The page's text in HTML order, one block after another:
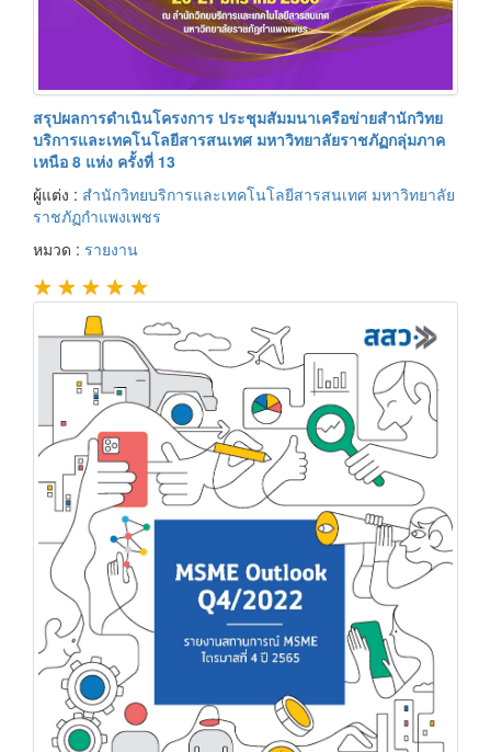
สรุปผลการดำเนินโครงการ ประชุมสัมมนาเครือข่ายสำนักวิทย
บริการและเทคโนโลยีสารสนเทศ มหาวิทยาลัยราชภัฏกลุ่มภาค
เหนือ 8 แห่ง ครั้งที่ 13
ผู้แต่ง : สำนักวิทยบริการและเทคโนโลยีสารสนเทศ มหาวิทยาลัย
ราชภัฏกำแพงเพชร
หมวด : รายงาน
★ ★ ★ ★ ★